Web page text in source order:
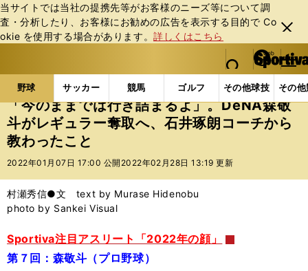
当サイトでは当社の提携先等がお客様のニーズ等について調
査・分析したり、お客様にお勧めの広告を表⽰する⽬的で Co
okie を使⽤する場合があります。詳しくはこちら
閉じ
る
web Sportiva (webスポルティーバ)
検索
マイペ
ー
ジ
メニュ
野球 サッカー 競馬 ゴルフ その他球技 その
b
ス
ポ
ル
テ
ー
バ
野球の記事一覧 プロ野球 「今のままでは行き詰ま
「今のままでは行き詰まるよ」。DeNA森敬
斗がレギュラー奪取へ、石井琢朗コーチから
教わったこと
2022年01月07日 17:00 公開 2022年02月28日 13:19 更新
村瀬秀信●文 text by Murase Hidenobu
photo by Sankei Visual
Sportiva注目アスリート「2022年の顔」
第７回：森敬斗（プロ野球）